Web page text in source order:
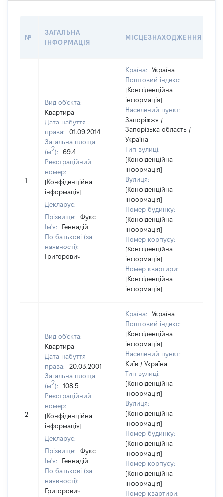
№
ЗАГАЛЬНА
ІНФОРМАЦІЯ
МІСЦЕЗНАХОДЖЕННЯ
1
Вид об'єкта:
Квартира
Дата набуття
права:
01.09.2014
Загальна площа
(м2):
69.4
Реєстраційний
номер:
[Конфіденційна
інформація]
Декларує:
Прізвище:
Фукс
Ім'я:
Геннадій
По батькові (за
наявності):
Григорович
Країна:
Україна
Поштовий індекс:
[Конфіденційна
інформація]
Населений пункт:
Запоріжжя /
Запорізька область /
Україна
Тип вулиці:
[Конфіденційна
інформація]
Вулиця:
[Конфіденційна
інформація]
Номер будинку:
[Конфіденційна
інформація]
Номер корпусу:
[Конфіденційна
інформація]
Номер квартири:
[Конфіденційна
інформація]
2
Вид об'єкта:
Квартира
Дата набуття
права:
20.03.2001
Загальна площа
(м2):
108.5
Реєстраційний
номер:
[Конфіденційна
інформація]
Декларує:
Прізвище:
Фукс
Ім'я:
Геннадій
По батькові (за
наявності):
Григорович
Країна:
Україна
Поштовий індекс:
[Конфіденційна
інформація]
Населений пункт:
Київ / Україна
Тип вулиці:
[Конфіденційна
інформація]
Вулиця:
[Конфіденційна
інформація]
Номер будинку:
[Конфіденційна
інформація]
Номер корпусу:
[Конфіденційна
інформація]
Номер квартири: